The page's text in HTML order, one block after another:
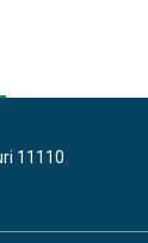
11110